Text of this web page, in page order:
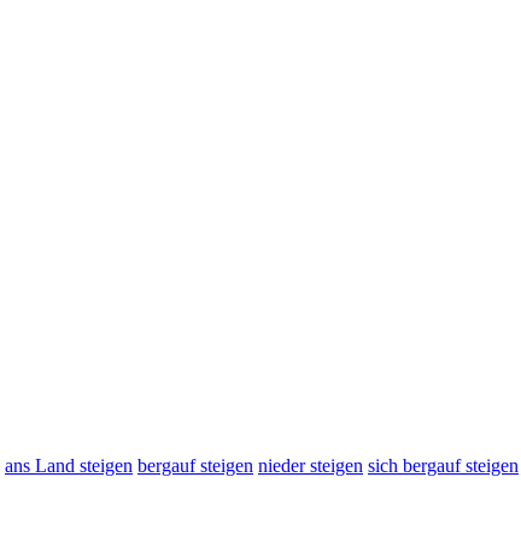
ans Land steigen bergauf steigen nieder steigen sich bergauf steigen